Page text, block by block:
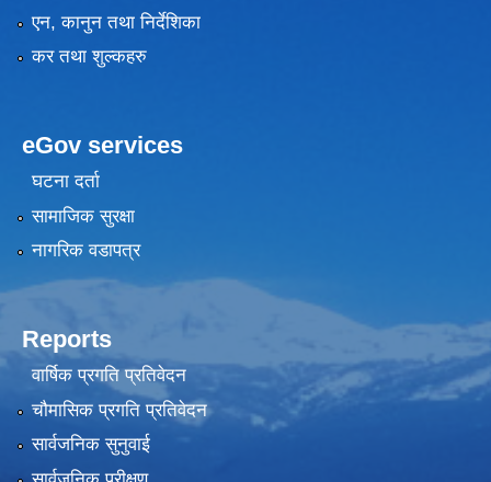
एन, कानुन तथा निर्देशिका
कर तथा शुल्कहरु
eGov services
घटना दर्ता
सामाजिक सुरक्षा
नागरिक वडापत्र
Reports
वार्षिक प्रगति प्रतिवेदन
चौमासिक प्रगति प्रतिवेदन
सार्वजनिक सुनुवाई